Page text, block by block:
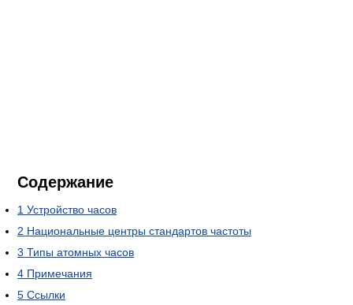
Содержание
1 Устройство часов
2 Национальные центры стандартов частоты
3 Типы атомных часов
4 Примечания
5 Ссылки